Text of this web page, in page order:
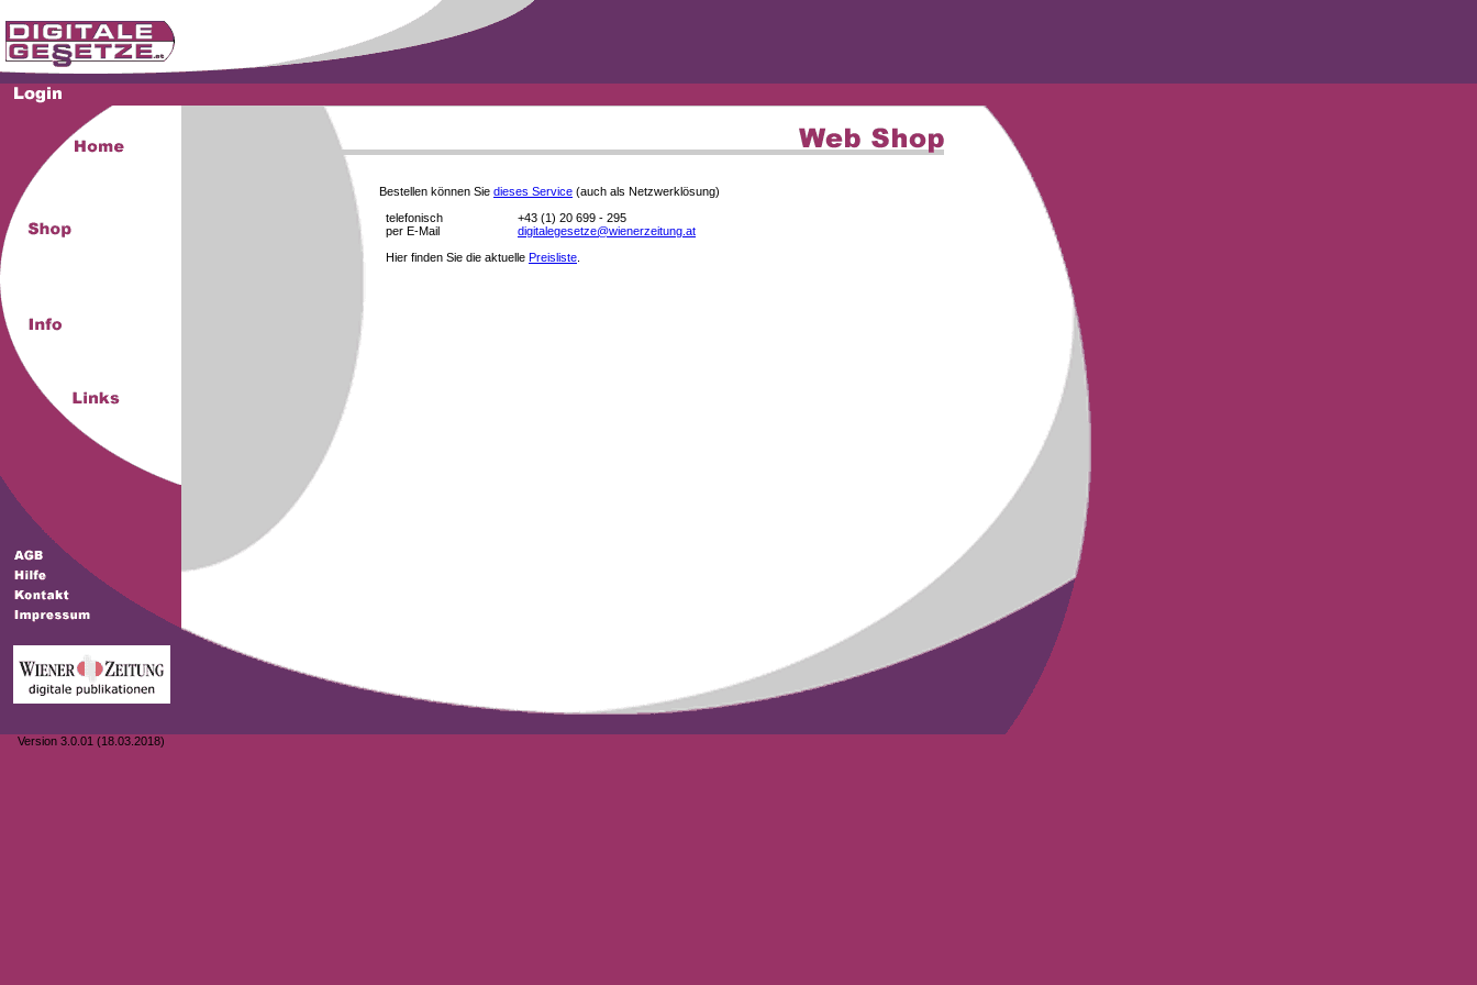
Version 3.0.01 (18.03.2018)
Bestellen können Sie dieses Service (auch als Netzwerklösung)
telefonisch
+43 (1) 20 699 - 295
per E-Mail
digitalegesetze@wienerzeitung.at
Hier finden Sie die aktuelle Preisliste